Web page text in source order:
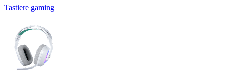
Tastiere gaming